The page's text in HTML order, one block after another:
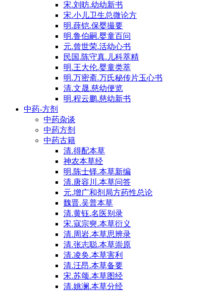
宋.刘昉.幼幼新书
宋.小儿卫生总微论方
明.薛铠.保婴撮要
明.鲁伯嗣.婴童百问
元.曾世荣.活幼心书
民国.陈守真.儿科萃精
明.王大伦.婴童类萃
明.万密斋.万氏秘传片玉心书
清.文晟.慈幼便览
明.程云鹏.慈幼新书
中药-方剂
中药杂谈
中药方剂
中药古籍
清.得配本草
神农本草经
明.陈士铎.本草新编
清.唐容川.本草问答
元.增广和剂局方药性总论
魏晋.吴普本草
清.黄钰.名医别录
宋.寇宗奭.本草衍义
清.周岩.本草思辨录
清.张志聪.本草崇原
清.凌奂.本草害利
清.汪昂.本草备要
宋.苏颂.本草图经
清.姚澜.本草分经